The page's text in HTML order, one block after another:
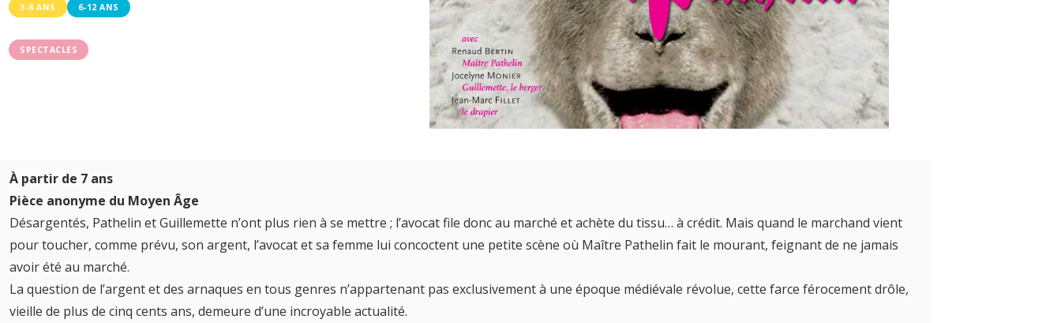
3-6 ANS 6-12 ANS
SPECTACLES
À partir de 7 ans
Pièce anonyme du Moyen Âge
Désargentés, Pathelin et Guillemette n’ont plus rien à se mettre ; l’avocat file donc au marché et achète du tissu… à crédit. Mais quand le marchand vient
pour toucher, comme prévu, son argent, l’avocat et sa femme lui concoctent une petite scène où Maître Pathelin fait le mourant, feignant de ne jamais
avoir été au marché.
La question de l’argent et des arnaques en tous genres n’appartenant pas exclusivement à une époque médiévale révolue, cette farce férocement drôle,
vieille de plus de cinq cents ans, demeure d’une incroyable actualité.